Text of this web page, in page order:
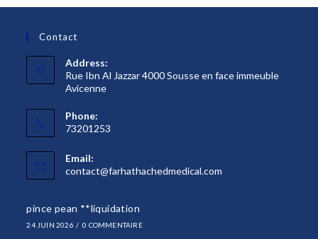
Contact
Address:
Rue Ibn Al Jazzar 4000 Sousse en face immeuble
Avicenne
Phone:
73201253
Email:
contact@farhathachedmedical.com
pince pean **liquidation
24 JUIN 2026 / 0 COMMENTAIRE